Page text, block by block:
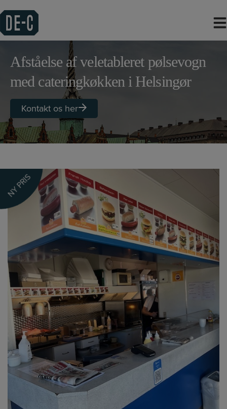
til
indholdet
Afståelse af veletableret pølsevogn
med cateringkøkken i Helsingør
Kontakt os her
NY PRIS